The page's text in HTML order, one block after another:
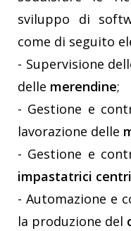
sviluppo di
come di seguito
- Supervisione
delle merendine;
- Gestione e
lavorazione delle
- Gestione e
impastatrici
- Automazione e
la produzione del